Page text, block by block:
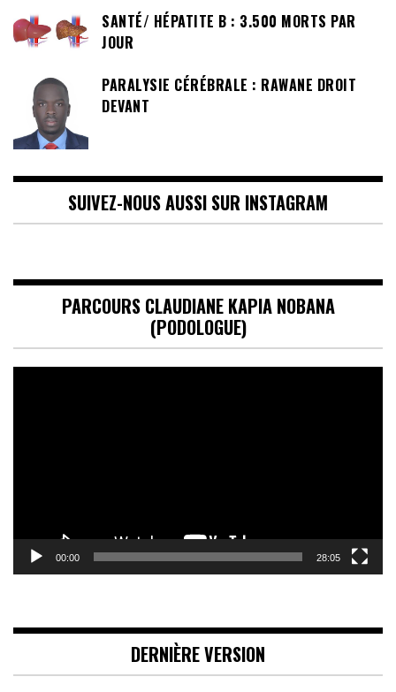
SANTÉ/ HÉPATITE B : 3.500 MORTS PAR
JOUR
PARALYSIE CÉRÉBRALE : RAWANE DROIT
DEVANT
SUIVEZ-NOUS AUSSI SUR INSTAGRAM
PARCOURS CLAUDIANE KAPIA NOBANA
(PODOLOGUE)
00:00 28:05
DERNIÈRE VERSION